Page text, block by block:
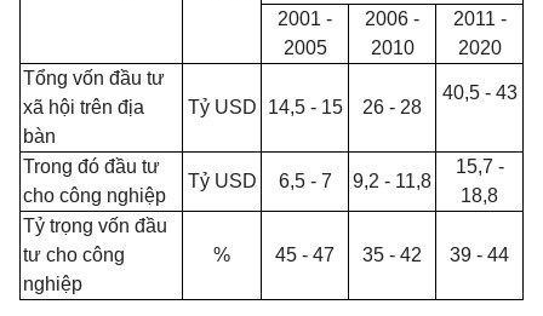
2001 -
2005
2006 -
2010
2011 -
2020
Tổng vốn đầu tư
xã hội trên địa
bàn
Tỷ USD 14,5 - 15 26 - 28
40,5 - 43
Trong đó đầu tư
cho công nghiệp
Tỷ USD 6,5 - 7 9,2 - 11,8
15,7 -
18,8
Tỷ trọng vốn đầu
tư cho công
nghiệp
% 45 - 47 35 - 42 39 - 44